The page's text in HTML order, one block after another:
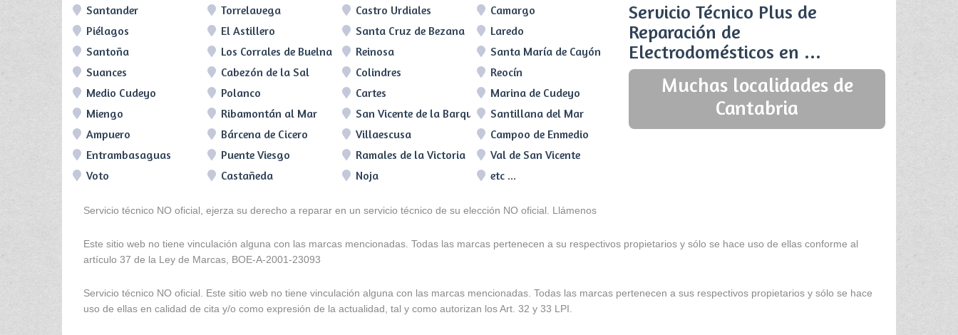
Santander Torrelavega Castro Urdiales
Camargo
Piélagos
El Astillero Santa Cruz de Bezana
Laredo
Santoña
Los Corrales de Buelna Reinosa
Santa María de Cayón
Suances
Cabezón de la Sal Colindres
Reocín
Medio Cudeyo
Polanco Cartes
Marina de Cudeyo
Miengo
Ribamontán al Mar San Vicente de la Barquera Santillana del Mar
Ampuero
Bárcena de Cicero Villaescusa
Campoo de Enmedio
Entrambasaguas
Puente Viesgo Ramales de la Victoria
Val de San Vicente
Voto
Castañeda Noja etc ...
Servicio Técnico Plus de
Reparación de
Electrodomésticos en ...
Muchas localidades de
Cantabria
Servicio técnico NO oficial, ejerza su derecho a reparar en un servicio técnico de su elección NO oficial. Llámenos
Este sitio web no tiene vinculación alguna con las marcas mencionadas. Todas las marcas pertenecen a su respectivos propietarios y sólo se hace uso de ellas conforme al
artículo 37 de la Ley de Marcas, BOE-A-2001-23093
Servicio técnico NO oficial. Este sitio web no tiene vinculación alguna con las marcas mencionadas. Todas las marcas pertenecen a sus respectivos propietarios y sólo se hace
uso de ellas en calidad de cita y/o como expresión de la actualidad, tal y como autorizan los Art. 32 y 33 LPI.